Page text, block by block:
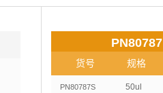
PN80787
货号 规格
PN80787S 50ul